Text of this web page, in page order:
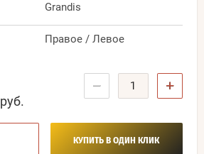
Grandis
Правое / Левое
руб.
− +
КУПИТЬ В ОДИН КЛИК